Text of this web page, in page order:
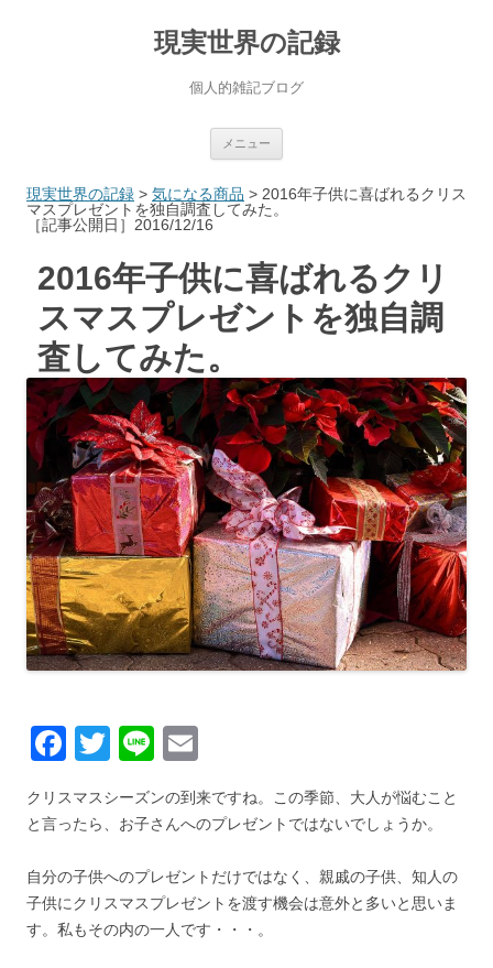
現実世界の記録
個人的雑記ブログ
メニュー
ツ
プ
現実世界の記録 > 気になる商品 > 2016年子供に喜ばれるクリス
マスプレゼントを独自調査してみた。
［記事公開日］2016/12/16
2016年子供に喜ばれるクリ
スマスプレゼントを独自調
査してみた。
F
c
b
o
T
tt
Li
e
ail
クリスマスシーズンの到来ですね。この季節、大人が悩むこと
と言ったら、お子さんへのプレゼントではないでしょうか。
自分の子供へのプレゼントだけではなく、親戚の子供、知人の
子供にクリスマスプレゼントを渡す機会は意外と多いと思いま
す。私もその内の一人です・・・。